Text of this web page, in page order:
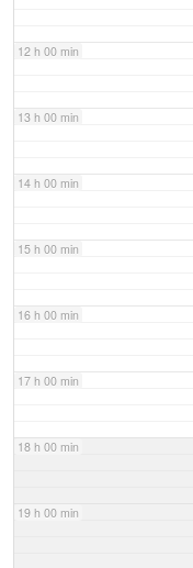
12 h 00 min
13 h 00 min
14 h 00 min
15 h 00 min
16 h 00 min
17 h 00 min
18 h 00 min
19 h 00 min